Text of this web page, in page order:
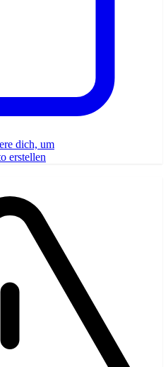
dich, um
erstellen